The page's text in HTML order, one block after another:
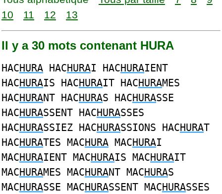
10
11 12 13
Il y a 30 mots contenant HURA
HACHURA HACHURAI HACHURAIENT
HACHURAIS HACHURAIT HACHURAMES
HACHURANT HACHURAS HACHURASSE
HACHURASSENT HACHURASSES
HACHURASSIEZ HACHURASSIONS HACHURAT
HACHURATES MACHURA MACHURAI
MACHURAIENT MACHURAIS MACHURAIT
MACHURAMES MACHURANT MACHURAS
MACHURASSE MACHURASSENT MACHURASSES